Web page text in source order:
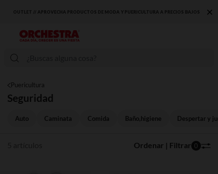
OUTLET // APROVECHA PRODUCTOS DE MODA Y PUERICULTURA A PRECIOS BAJOS ×
Puericultura
Seguridad
Auto Caminata Comida Baño,higiene Despertar y
Ordenar | Filtrar 0